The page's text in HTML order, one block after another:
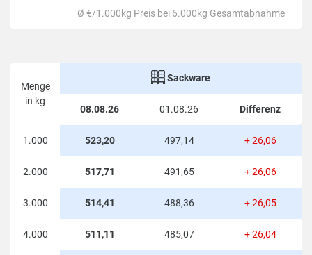
In Eberhardzell liegen die Preise für Holzpellets
dem 1.000 kg Durchschnittspreis bei 6.000 kg
Gesamtabnahme in Deutschland.
Ø €/1.000kg Preis bei 6.000kg Gesamtabnahme
Menge
in kg
Sackware
08.08.26 01.08.26 Differenz
1.000 523,20 497,14 + 26,06
2.000 517,71 491,65 + 26,06
3.000 514,41 488,36 + 26,05
4.000 511,11 485,07 + 26,04